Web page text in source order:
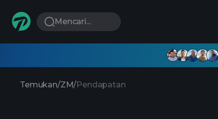
Mencari...
Temukan/ZM/Pendapatan